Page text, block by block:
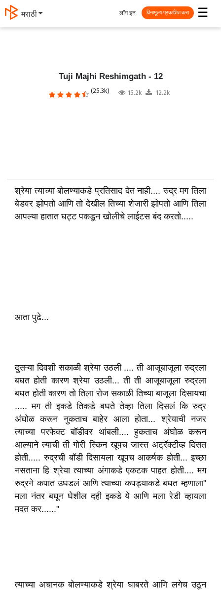
தமிழ் ☰
लॉग इन विनामूल्य प्रकाशित करा
Tuji Majhi Reshimgath - 12
(25.3k) 15.2k 12.2k
श्रेया त्याच्या बोलण्याकडे प्रतिसाद देत नाही.... रुद्र मग तिला
बेडवर झोपतो आणि तो देखील तिच्या शेजारी झोपतो आणि तिला
आपल्या हातात घट्ट पकडून खोलीचे लाईटस बंद करतो.....
आता पुढे...
दुसऱ्या दिवशी सकाळी श्रेया उठली .... ती आजूबाजूला रुद्रला
बघत होती कारण श्रेया उठली... ती ती आजूबाजूला रुद्रला
बघत होती कारण तो तिला रोज सकाळी तिच्या बाजूला दिसायचा
..... मग ती इकडे तिकडे बघते तेव्हा तिला दिसलं कि रुद्र
अंघोळ करून नुकताच बाहेर आला होता... श्रेयाची नजर
त्याच्या परफेक्ट बॉडीवर थांबली.... हुकताच अंघोळ करून
आल्याने त्याची ती गोरी स्किन खूपच जास्त अट्रॅक्टीव्ह दिसत
होती..... रुद्रची बॉडी दिसायला खूपच आकर्षक होती... इच्छा
नसताना हि श्रेया त्याच्या अंगाकडे एकटक पाहत होती.... मग
रुद्रने कपात उघडलं आणि त्याच्या कपड्याकडे बघत म्हणाला"
मला नंतर बघून घेशील दही इकडे ये आणि मला रेडी व्हायला
मदत कर......"
त्याच्या अचानक बोलण्याकडे श्रेया घाबरते आणि लगेच उठून